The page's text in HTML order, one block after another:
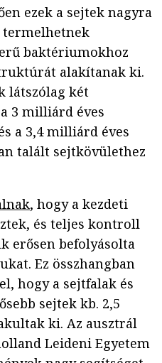
ezek a sejtek nagyra
termelhetnek
baktériumokhoz
alakítanak ki.
látszólag két
3 milliárd éves
a 3,4 milliárd éves
talált sejtkövülethez
, hogy a kezdeti
és teljes kontroll
erősen befolyásolta
Ez összhangban
hogy a sejtfalak és
sejtek kb. 2,5
ki. Az ausztrál
Leideni Egyetem